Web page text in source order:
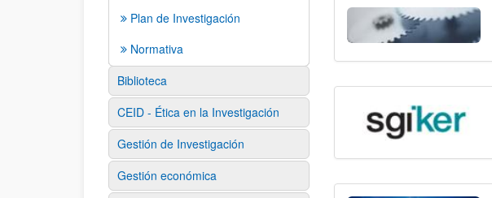
Plan de Investigación
Normativa
Biblioteca
CEID - Ética en la Investigación
Gestión de Investigación
Gestión económica